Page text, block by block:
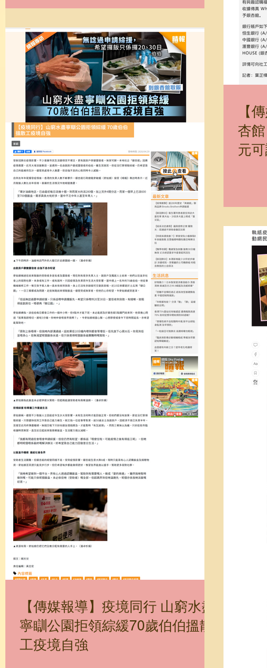
【
杏
元
3%AF%E8%A2%AB-%E6%92%9E%E7...
【傳媒報導】疫境同行 山窮水盡
寧瞓公園拒領綜緩70歲伯伯搵散
工疫境自強